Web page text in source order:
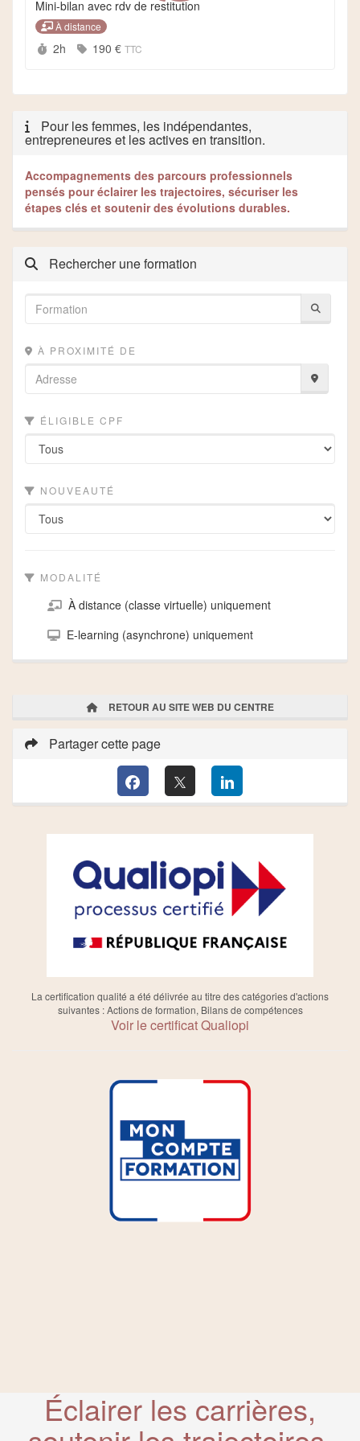
Mini-bilan avec rdv de restitution
À distance
Durée :
2h 190 € TTC
Pour les femmes, les indépendantes,
entrepreneures et les actives en transition.
Accompagnements des parcours professionnels
pensés pour éclairer les trajectoires, sécuriser les
étapes clés et soutenir des évolutions durables.
Rechercher une formation
À PROXIMITÉ DE
ÉLIGIBLE CPF
NOUVEAUTÉ
MODALITÉ
À distance (classe virtuelle) uniquement
E-learning (asynchrone) uniquement
RETOUR AU SITE WEB DU CENTRE
Partager cette page
La certification qualité a été délivrée au titre des catégories d'actions
suivantes : Actions de formation, Bilans de compétences
Voir le certificat Qualiopi
Éclairer les carrières,